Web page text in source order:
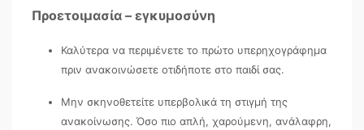
Προετοιμασία – εγκυμοσύνη
Καλύτερα να περιμένετε το πρώτο υπερηχογράφημα
πριν ανακοινώσετε οτιδήποτε στο παιδί σας.
Μην σκηνοθετείτε υπερβολικά τη στιγμή της
ανακοίνωσης. Όσο πιο απλή, χαρούμενη, ανάλαφρη,